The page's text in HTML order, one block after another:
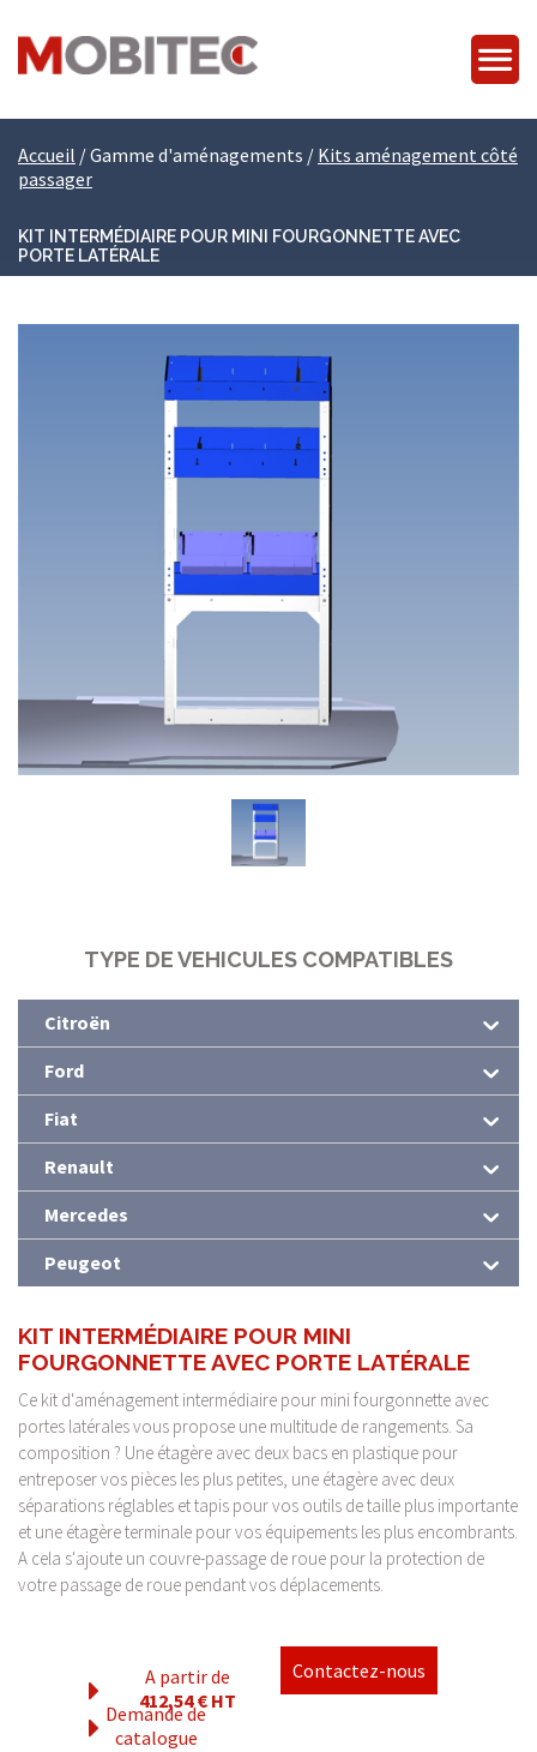
Accueil /Gamme d'aménagements / Kits aménagement côté
passager
KIT INTERMÉDIAIRE POUR MINI FOURGONNETTE AVEC
PORTE LATÉRALE
TYPE DE VEHICULES COMPATIBLES
Citroën
Ford
Fiat
Renault
Mercedes
Peugeot
KIT INTERMÉDIAIRE POUR MINI
FOURGONNETTE AVEC PORTE LATÉRALE
Ce kit d'aménagement intermédiaire pour mini fourgonnette avec
portes latérales vous propose une multitude de rangements. Sa
composition ? Une étagère avec deux bacs en plastique pour
entreposer vos pièces les plus petites, une étagère avec deux
séparations réglables et tapis pour vos outils de taille plus importante
et une étagère terminale pour vos équipements les plus encombrants.
A cela s'ajoute un couvre-passage de roue pour la protection de
votre passage de roue pendant vos déplacements.
A partir de
412,54 € HT
Demande de
catalogue
Contactez-nous